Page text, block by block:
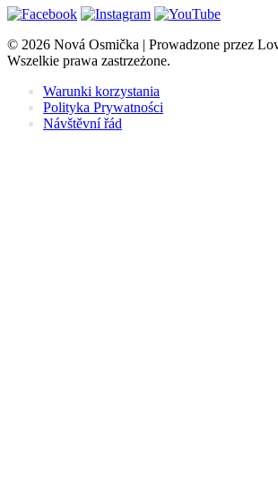
© 2026 Nová Osmička | Prowadzone przez
Wszelkie prawa zastrzeżone.
Warunki korzystania
Polityka Prywatności
Návštěvní řád